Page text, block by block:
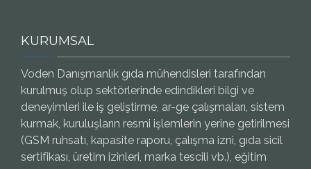
KURUMSAL
Voden Danışmanlık gıda mühendisleri tarafından
kurulmuş olup sektörlerinde edindikleri bilgi ve
deneyimleri ile iş geliştirme, ar-ge çalışmaları, sistem
kurmak, kuruluşların resmi işlemlerin yerine getirilmesi
(GSM ruhsatı, kapasite raporu, çalışma izni, gıda sicil
sertifikası, üretim izinleri, marka tescili vb.), eğitim